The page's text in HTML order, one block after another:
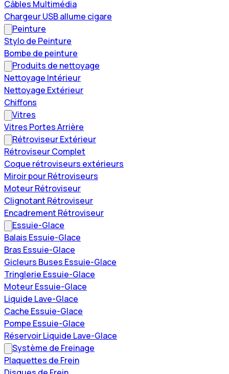
Câbles Multimédia
Chargeur USB allume cigare
Peinture
Stylo de Peinture
Bombe de peinture
Produits de nettoyage
Nettoyage Intérieur
Nettoyage Extérieur
Chiffons
Vitres
Vitres Portes Arrière
Rétroviseur Extérieur
Rétroviseur Complet
Coque rétroviseurs extérieurs
Miroir pour Rétroviseurs
Moteur Rétroviseur
Clignotant Rétroviseur
Encadrement Rétroviseur
Essuie-Glace
Balais Essuie-Glace
Bras Essuie-Glace
Gicleurs Buses Essuie-Glace
Tringlerie Essuie-Glace
Moteur Essuie-Glace
Liquide Lave-Glace
Cache Essuie-Glace
Pompe Essuie-Glace
Réservoir Liquide Lave-Glace
Système de Freinage
Plaquettes de Frein